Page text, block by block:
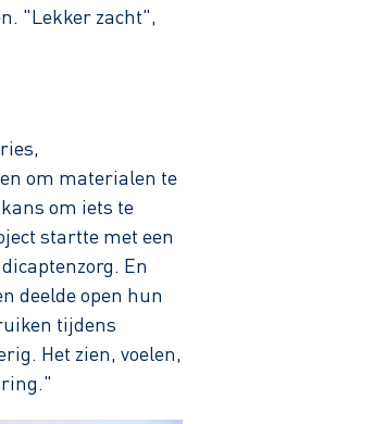
"Lekker zacht",
om materialen te
om iets te
startte met een
En
deelde open hun
tijdens
Het zien, voelen,